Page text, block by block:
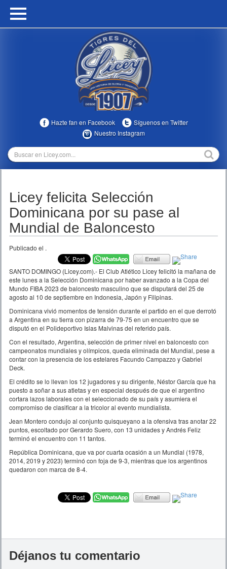
HOME
MULTIMEDIA
TEMPORADAS
Hazte fan en Facebook
Síguenos en Twitter
Nuestro Instagram
Licey felicita Selección
Dominicana por su pase al
Mundial de Baloncesto
Publicado el .
SANTO DOMINGO (Licey.com).- El Club Atlético Licey felicitó la mañana de
este lunes a la Selección Dominicana por haber avanzado a la Copa del
Mundo FIBA 2023 de baloncesto masculino que se disputará del 25 de
agosto al 10 de septiembre en Indonesia, Japón y Filipinas.
Dominicana vivió momentos de tensión durante el partido en el que derrotó
a Argentina en su tierra con pizarra de 79-75 en un encuentro que se
disputó en el Polideportivo Islas Malvinas del referido país.
Con el resultado, Argentina, selección de primer nivel en baloncesto con
campeonatos mundiales y olímpicos, queda eliminada del Mundial, pese a
contar con la presencia de los estelares Facundo Campazzo y Gabriel
Deck.
El crédito se lo llevan los 12 jugadores y su dirigente, Néstor García que ha
puesto a soñar a sus atletas y en especial después de que el argentino
cortara lazos laborales con el seleccionado de su país y asumiera el
compromiso de clasificar a la tricolor al evento mundialista.
Jean Montero condujo al conjunto quisqueyano a la ofensiva tras anotar 22
puntos, escoltado por Gerardo Suero, con 13 unidades y Andrés Feliz
terminó el encuentro con 11 tantos.
República Dominicana, que va por cuarta ocasión a un Mundial (1978,
2014, 2019 y 2023) terminó con foja de 9-3, mientras que los argentinos
quedaron con marca de 8-4.
Déjanos tu comentario